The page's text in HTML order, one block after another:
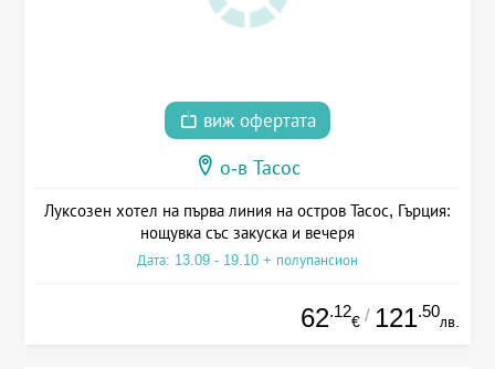
виж офертата
о-в Тасос
Луксозен хотел на първа линия на остров Тасос, Гърция:
нощувка със закуска и вечеря
Дата: 13.09 - 19.10 + полупансион
62.12
€ / 121.50
лв.